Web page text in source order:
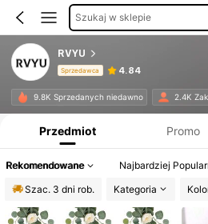
Szukaj w sklepie
RVYU
Sprzedawca 4.84
9.8K Sprzedanych niedawno 2.4K
Przedmiot Promo
Rekomendowane Najbardziej
Szac. 3 dni rob.
Kategoria